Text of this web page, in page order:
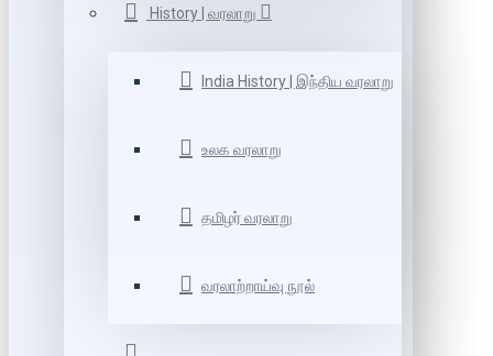
History | வரலாறு
India History | இந்திய வரலாறு
உலக வரலாறு
தமிழர் வரலாறு
வரலாற்றாய்வு நூல்